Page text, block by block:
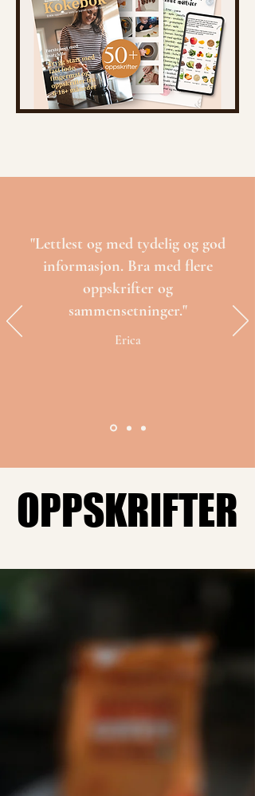
"Lettlest og med tydelig og god
informasjon. Bra med flere
oppskrifter og
sammensetninger."
Erica
OPPSKRIFTER
OPPSKRIFTER